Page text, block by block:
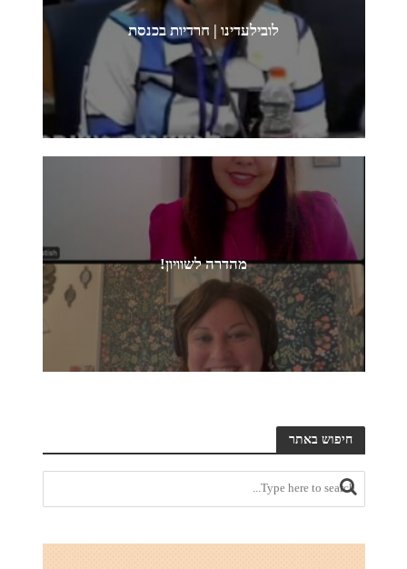
לובילעדינו | חרדיות בכנסת
מהדרה לשוויון!
חיפוש באתר